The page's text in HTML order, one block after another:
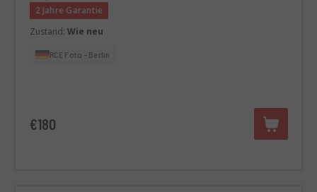
2 Jahre Garantie
Zustand: Wie neu
RCE Foto - Berlin
€180